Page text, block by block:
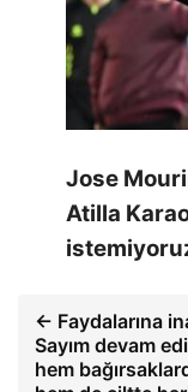
Jose
Atilla
← Faydalarına
Sayım devam
hem